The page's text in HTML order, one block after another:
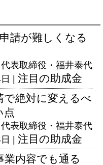
請が難しくなる
表取締役・福井泰代
| 注目の助成金
で絶対に変えるべ
点
表取締役・福井泰代
| 注目の助成金
業内容でも通る